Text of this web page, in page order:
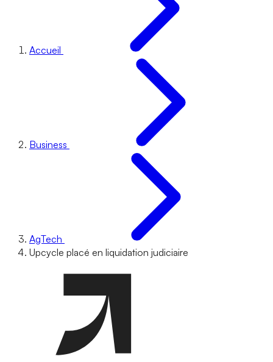
Accueil
Business
AgTech
Upcycle placé en liquidation judiciaire